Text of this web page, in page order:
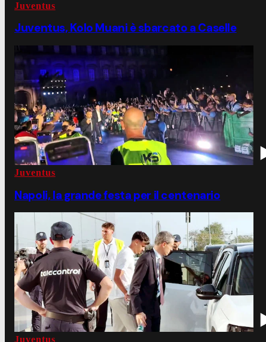
Juventus
Juventus, Kolo Muani è sbarcato a Caselle
Juventus
Napoli, la grande festa per il centenario
Juventus